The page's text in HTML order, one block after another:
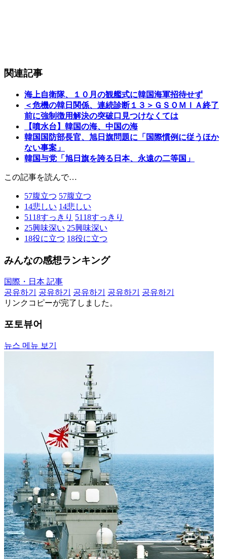
関連記事
海上自衛隊、１０月の観艦式に韓国海軍招待せず
＜危機の韓日関係、連続診断１３＞ＧＳＯＭＩＡ終了
前に強制徴用解決の突破口見つけなくては
【噴水台】韓国の海、中国の海
韓国国防部長官、旭日旗問題に「国際慣例に従うほか
ない事案」
韓国与党「旭日旗を誇る日本、永遠の二等国」
この記事を読んで…
57腹立つ 57腹立つ
14悲しい 14悲しい
5118すっきり 5118すっきり
25興味深い 25興味深い
18役に立つ 18役に立つ
みんなの感想ランキング
国際・日本 記事
공유하기
공유하기 공유하기 공유하기
공유하기
リンクコピーが完了しました。
포토뷰어
뉴스 메뉴 보기